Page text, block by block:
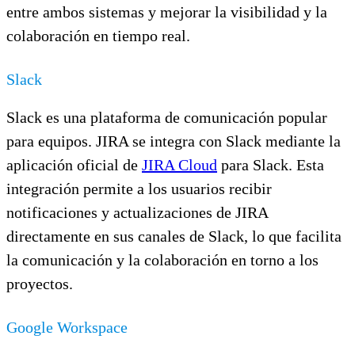
entre ambos sistemas y mejorar la visibilidad y la
colaboración en tiempo real.
Slack
Slack es una plataforma de comunicación popular
para equipos. JIRA se integra con Slack mediante la
aplicación oficial de JIRA Cloud para Slack. Esta
integración permite a los usuarios recibir
notificaciones y actualizaciones de JIRA
directamente en sus canales de Slack, lo que facilita
la comunicación y la colaboración en torno a los
proyectos.
Google Workspace